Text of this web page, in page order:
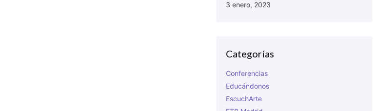
3 enero, 2023
Categorías
Conferencias
Educándonos
EscuchArte